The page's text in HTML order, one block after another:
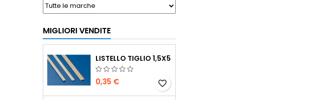
MIGLIORI VENDITE
LISTELLO TIGLIO 1,5X5
0,35 € favorite_border